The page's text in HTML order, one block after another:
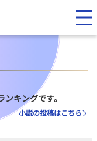
キングです。
小説の投稿はこちら